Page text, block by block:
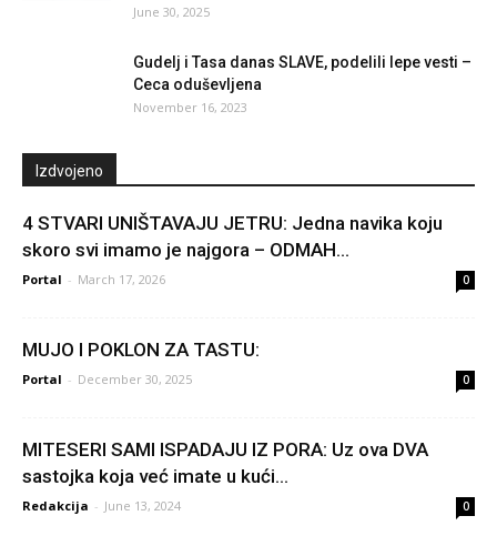
June 30, 2025
Gudelj i Tasa danas SLAVE, podelili lepe vesti –
Ceca oduševljena
November 16, 2023
Izdvojeno
4 STVARI UNIŠTAVAJU JETRU: Jedna navika koju
skoro svi imamo je najgora – ODMAH...
Portal - March 17, 2026 0
MUJO I POKLON ZA TASTU:
Portal - December 30, 2025 0
MITESERI SAMI ISPADAJU IZ PORA: Uz ova DVA
sastojka koja već imate u kući...
Redakcija - June 13, 2024 0